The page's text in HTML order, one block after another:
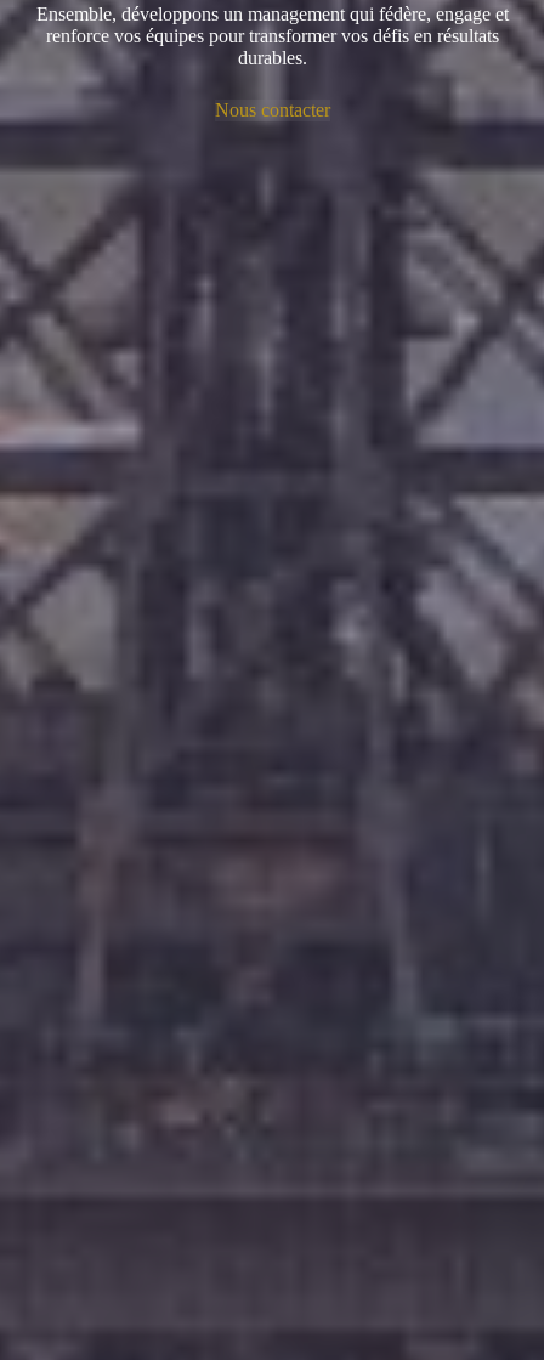
Ensemble, développons un management qui fédère, engage et
renforce vos équipes pour transformer vos défis en résultats
durables.
Nous contacter